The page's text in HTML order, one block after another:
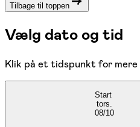
Tilbage til toppen
Vælg dato og tid
Klik på et tidspunkt for
Start
tors.
08/10